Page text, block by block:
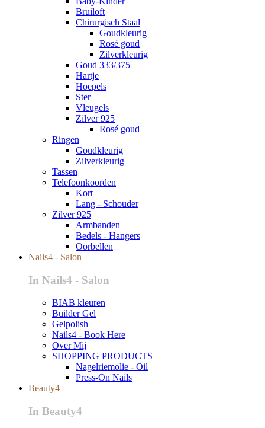
Bruiloft
Chirurgisch Staal
Goudkleurig
Rosé goud
Zilverkleurig
Goud 333/375
Hartje
Hoepels
Ster
Vleugels
Zilver 925
Rosé goud
Ringen
Goudkleurig
Zilverkleurig
Tassen
Telefoonkoorden
Kort
Lang - Schouder
Zilver 925
Armbanden
Bedels - Hangers
Oorbellen
Nails4 - Salon
In Nails4 - Salon
BIAB kleuren
Builder Gel
Gelpolish
Nails4 - Book Here
Over Mij
SHOPPING PRODUCTS
Nagelriemolie - Oil
Press-On Nails
Beauty4
In Beauty4